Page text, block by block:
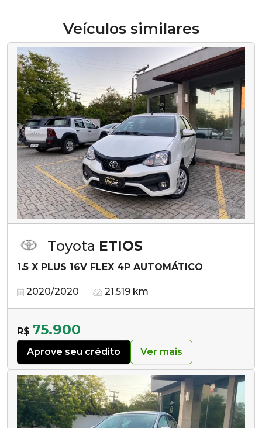
Veículos similares
Toyota ETIOS
1.5 X PLUS 16V FLEX 4P AUTOMÁTICO
2020/2020 21.519 km
R$ 75.900
Aprove seu crédito Ver mais